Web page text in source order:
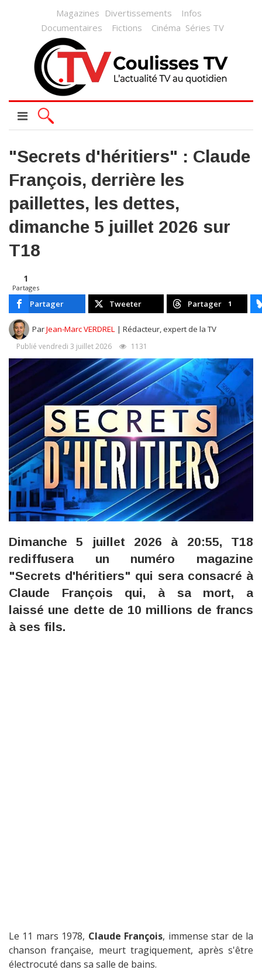
Magazines Divertissements
Infos
Documentaires
Fictions Cinéma Séries TV
"Secrets d'héritiers" : Claude
François, derrière les
paillettes, les dettes,
dimanche 5 juillet 2026 sur
T18
1
Partages
Partager Tweeter Partager 1
ParJean-Marc VERDREL | Rédacteur, expert de la TV
Publié vendredi 3 juillet 2026 1131
Dimanche 5 juillet 2026 à 20:55, T18
rediffusera un numéro magazine
"Secrets d'héritiers" qui sera consacré à
Claude François qui, à sa mort, a
laissé une dette de 10 millions de francs
à ses fils.
Le 11 mars 1978, Claude François, immense star de la
chanson française, meurt tragiquement, après s'être
électrocuté dans sa salle de bains.